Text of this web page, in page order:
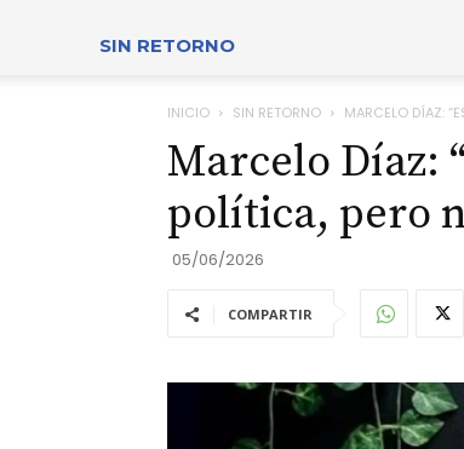
SIN RETORNO
INICIO SIN RETORNO MARCELO DÍAZ:
Marcelo Díaz:
política, pero
05/06/2026
COMPARTIR